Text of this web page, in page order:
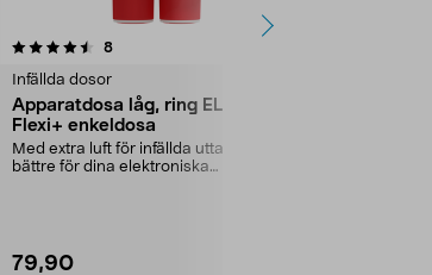
8recensioner
Infällda dosor
Apparatdosa låg, ring ELKO
Flexi+ enkeldosa
Med extra luft för infällda uttag –
bättre för dina elektroniska
79,90
4.5av 5 stjärnor